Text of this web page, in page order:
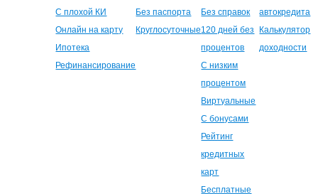
С плохой КИ
Онлайн на карту
Ипотека
Рефинансирование
Без паспорта
Круглосуточные
Без справок
120 дней без
процентов
С низким
процентом
Виртуальные
С бонусами
Рейтинг
кредитных
карт
Бесплатные
автокредита
Калькулятор
доходности